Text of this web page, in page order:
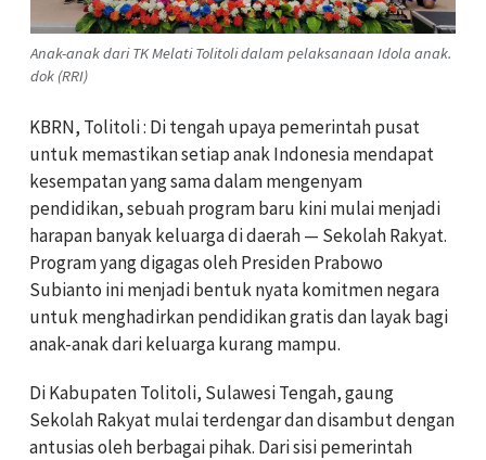
Anak-anak dari TK Melati Tolitoli dalam pelaksanaan Idola anak.
dok (RRI)
KBRN, Tolitoli : Di tengah upaya pemerintah pusat
untuk memastikan setiap anak Indonesia mendapat
kesempatan yang sama dalam mengenyam
pendidikan, sebuah program baru kini mulai menjadi
harapan banyak keluarga di daerah — Sekolah Rakyat.
Program yang digagas oleh Presiden Prabowo
Subianto ini menjadi bentuk nyata komitmen negara
untuk menghadirkan pendidikan gratis dan layak bagi
anak-anak dari keluarga kurang mampu.
Di Kabupaten Tolitoli, Sulawesi Tengah, gaung
Sekolah Rakyat mulai terdengar dan disambut dengan
antusias oleh berbagai pihak. Dari sisi pemerintah